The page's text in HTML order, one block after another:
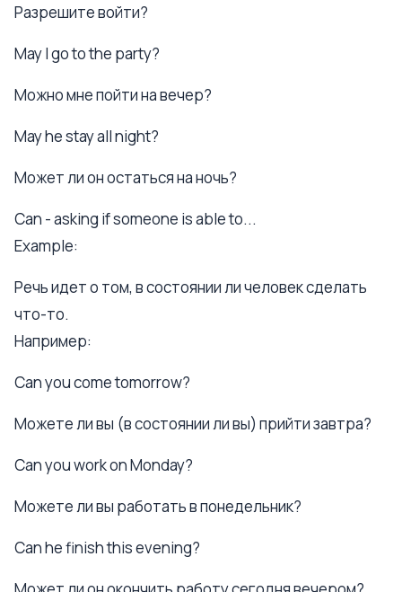
Разрешите войти?
May I go to the party?
Можно мне пойти на вечер?
May he stay all night?
Может ли он остаться на ночь?
Can - asking if someone is able to...
Example:
Речь идет о том, в состоянии ли человек сделать
что-то.
Например:
Can you come tomorrow?
Можете ли вы (в состоянии ли вы) прийти завтра?
Can you work on Monday?
Можете ли вы работать в понедельник?
Can he finish this evening?